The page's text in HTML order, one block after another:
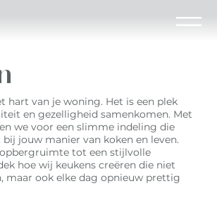
hart van je woning. Het is een plek
en gezelligheid samenkomen. Met
we voor een slimme indeling die
jouw manier van koken en leven.
tot een stijlvolle
hoe wij keukens creëren die niet
maar ook elke dag opnieuw prettig